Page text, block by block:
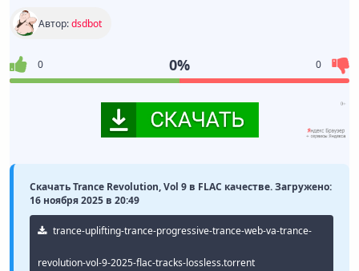
Автор:dsdbot
0 0% 0
Скачать Trance Revolution, Vol 9 в FLAC качестве. Загружено:
16 ноября 2025 в 20:49
trance-uplifting-trance-progressive-trance-web-va-trance-
revolution-vol-9-2025-flac-tracks-lossless.torrent